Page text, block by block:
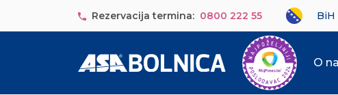
Rezervacija termina: 0800 222 55
Select
BiH
O